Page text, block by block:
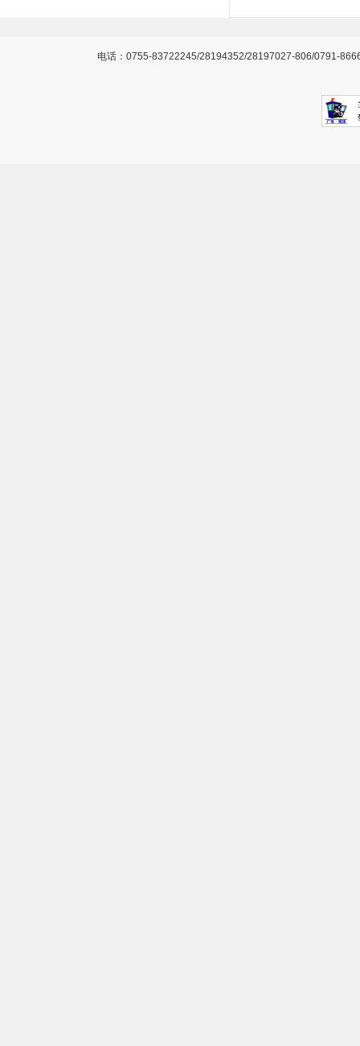
电话：0755-83722245/28194352/28197027-806/0791-